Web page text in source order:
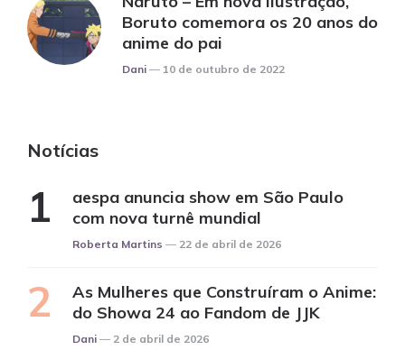
Boruto comemora os 20 anos do
anime do pai
Posted
Dani 10 de outubro de 2022
Notícias
aespa anuncia show em São Paulo
com nova turnê mundial
Posted
Roberta Martins 22 de abril de 2026
As Mulheres que Construíram o Anime:
do Showa 24 ao Fandom de JJK
Posted
Dani 2 de abril de 2026